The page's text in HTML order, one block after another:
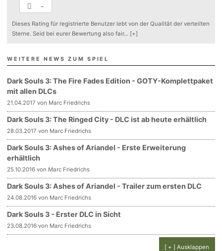
-
Dieses Rating für registrierte Benutzer lebt von der Qualität der verteilten
Sterne. Seid bei eurer Bewertung also fair... [+]
WEITERE NEWS ZUM SPIEL
Dark Souls 3: The Fire Fades Edition - GOTY-Komplettpaket
mit allen DLCs
21.04.2017 von Marc Friedrichs
Dark Souls 3: The Ringed City - DLC ist ab heute erhältlich
28.03.2017 von Marc Friedrichs
Dark Souls 3: Ashes of Ariandel - Erste Erweiterung
erhältlich
25.10.2016 von Marc Friedrichs
Dark Souls 3: Ashes of Ariandel - Trailer zum ersten DLC
24.08.2016 von Marc Friedrichs
Dark Souls 3 - Erster DLC in Sicht
23.08.2016 von Marc Friedrichs
[ + ] Ausklappen